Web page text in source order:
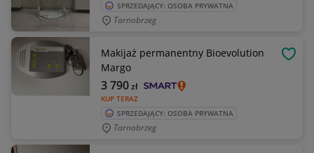
SPRZEDAJĄCY: OSOBA PRYWATNA
Tarnobrzeg
Makijaż permanentny Bioevolution
Margo
KUP TERAZ
3 790zł
SPRZEDAJĄCY: OSOBA PRYWATNA
Tarnobrzeg